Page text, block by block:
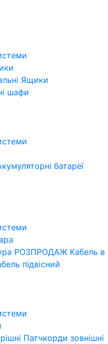
Ящики
шафи
батареї
РОЗПРОДАЖ Кабель в
підвісний
Патчкорди зовнішні